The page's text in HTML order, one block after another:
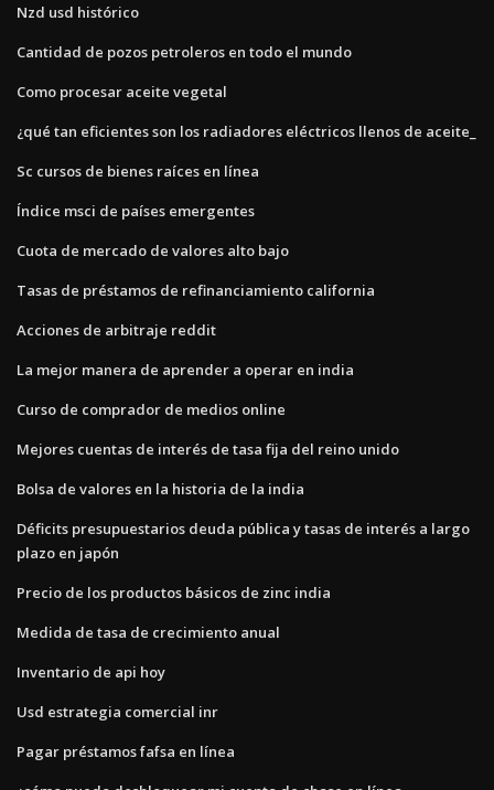
Nzd usd histórico
Cantidad de pozos petroleros en todo el mundo
Como procesar aceite vegetal
¿qué tan eficientes son los radiadores eléctricos llenos de aceite_
Sc cursos de bienes raíces en línea
Índice msci de países emergentes
Cuota de mercado de valores alto bajo
Tasas de préstamos de refinanciamiento california
Acciones de arbitraje reddit
La mejor manera de aprender a operar en india
Curso de comprador de medios online
Mejores cuentas de interés de tasa fija del reino unido
Bolsa de valores en la historia de la india
Déficits presupuestarios deuda pública y tasas de interés a largo
plazo en japón
Precio de los productos básicos de zinc india
Medida de tasa de crecimiento anual
Inventario de api hoy
Usd estrategia comercial inr
Pagar préstamos fafsa en línea